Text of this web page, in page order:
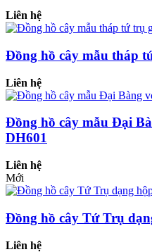
Liên hệ
Đồng hồ cây mẫu tháp
Liên hệ
Đồng hồ cây mẫu Đại
DH601
Liên hệ
Mới
Đồng hồ cây Tứ Trụ
Liên hệ